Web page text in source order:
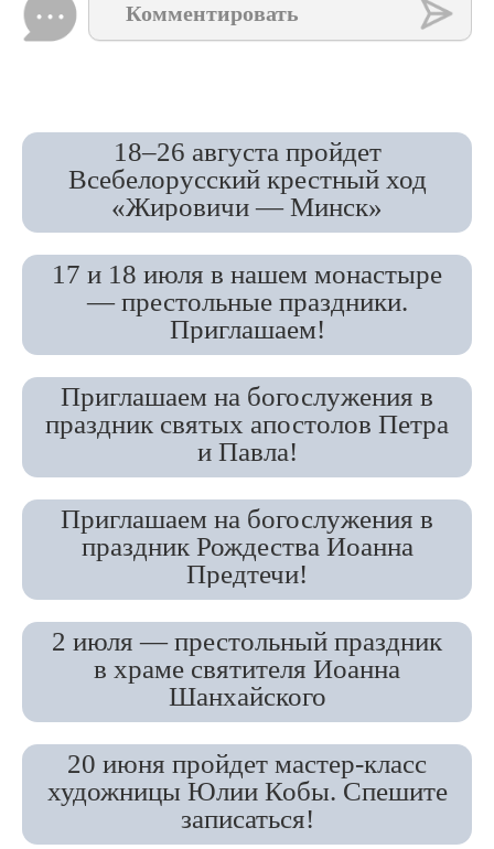
Комментировать
18–26 августа пройдет
Всебелорусский крестный ход
«Жировичи — Минск»
17 и 18 июля в нашем монастыре
— престольные праздники.
Приглашаем!
Приглашаем на богослужения в
праздник святых апостолов Петра
и Павла!
Приглашаем на богослужения в
праздник Рождества Иоанна
Предтечи!
2 июля — престольный праздник
в храме святителя Иоанна
Шанхайского
20 июня пройдет мастер-класс
художницы Юлии Кобы. Спешите
записаться!